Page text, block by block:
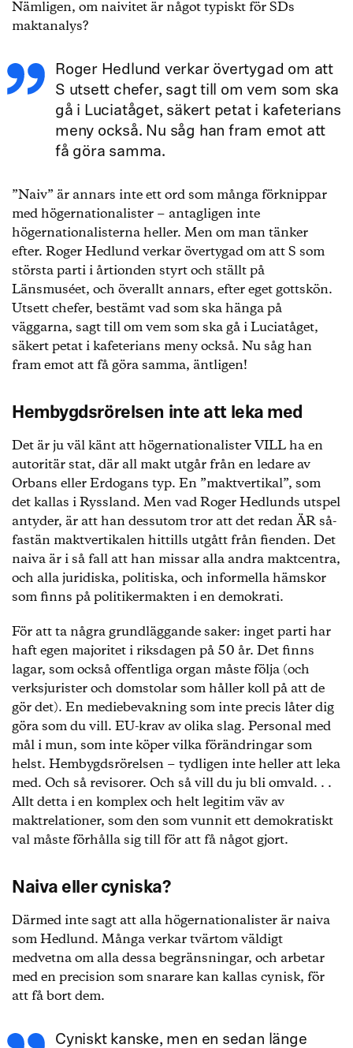
Nämligen, om naivitet är något typiskt för SDs
maktanalys?
Roger Hedlund verkar övertygad om att
S utsett chefer, sagt till om vem som ska
gå i Luciatåget, säkert petat i kafeterians
meny också. Nu såg han fram emot att
få göra samma.
”Naiv” är annars inte ett ord som många förknippar
med högernationalister − antagligen inte
högernationalisterna heller. Men om man tänker
efter. Roger Hedlund verkar övertygad om att S som
största parti i årtionden styrt och ställt på
Länsmuséet, och överallt annars, efter eget gottskön.
Utsett chefer, bestämt vad som ska hänga på
väggarna, sagt till om vem som ska gå i Luciatåget,
säkert petat i kafeterians meny också. Nu såg han
fram emot att få göra samma, äntligen!
Hembygdsrörelsen inte att leka med
Det är ju väl känt att högernationalister VILL ha en
autoritär stat, där all makt utgår från en ledare av
Orbans eller Erdogans typ. En ”maktvertikal”, som
det kallas i Ryssland. Men vad Roger Hedlunds utspel
antyder, är att han dessutom tror att det redan ÄR så-
fastän maktvertikalen hittills utgått från fienden. Det
naiva är i så fall att han missar alla andra maktcentra,
och alla juridiska, politiska, och informella hämskor
som finns på politikermakten i en demokrati.
För att ta några grundläggande saker: inget parti har
haft egen majoritet i riksdagen på 50 år. Det finns
lagar, som också offentliga organ måste följa (och
verksjurister och domstolar som håller koll på att de
gör det). En mediebevakning som inte precis låter dig
göra som du vill. EU-krav av olika slag. Personal med
mål i mun, som inte köper vilka förändringar som
helst. Hembygdsrörelsen − tydligen inte heller att leka
med. Och så revisorer. Och så vill du ju bli omvald. . .
Allt detta i en komplex och helt legitim väv av
maktrelationer, som den som vunnit ett demokratiskt
val måste förhålla sig till för att få något gjort.
Naiva eller cyniska?
Därmed inte sagt att alla högernationalister är naiva
som Hedlund. Många verkar tvärtom väldigt
medvetna om alla dessa begränsningar, och arbetar
med en precision som snarare kan kallas cynisk, för
att få bort dem.
Cyniskt kanske, men en sedan länge